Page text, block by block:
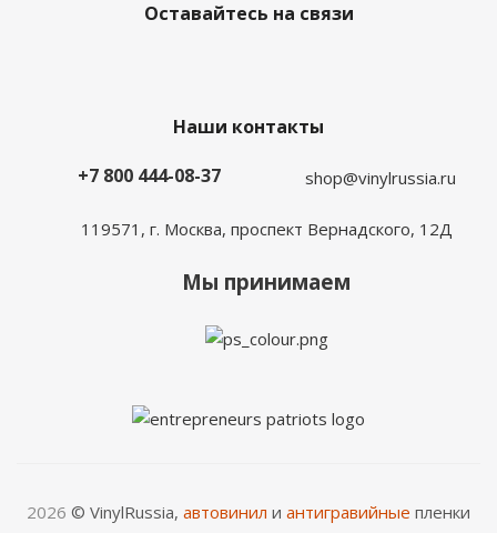
Оставайтесь на связи
Наши контакты
+7 800 444-08-37
shop@vinylrussia.ru
119571, г. Москва, проспект Вернадского, 12Д
Мы принимаем
2026 © VinylRussia, автовинил и антигравийные пленки